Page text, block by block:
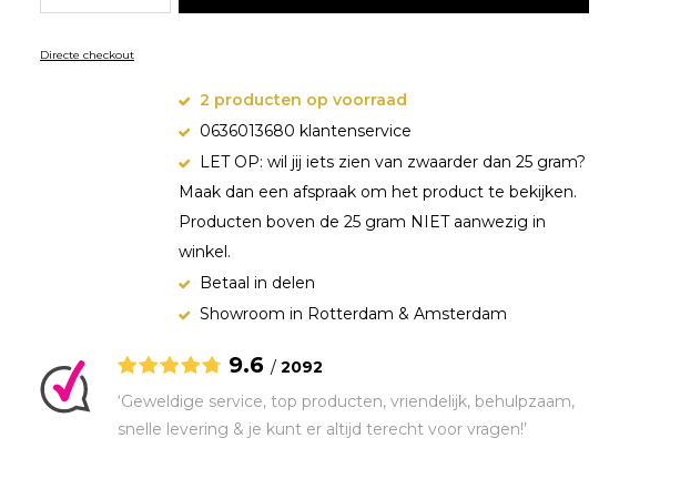
Directe checkout
2 producten op voorraad
0636013680 klantenservice
LET OP: wil jij iets zien van zwaarder dan 25 gram?
Maak dan een afspraak om het product te bekijken.
Producten boven de 25 gram NIET aanwezig in
winkel.
Betaal in delen
Showroom in Rotterdam & Amsterdam
9.6 / 2092
‘Geweldige service, top producten, vriendelijk, behulpzaam,
snelle levering & je kunt er altijd terecht voor vragen!’